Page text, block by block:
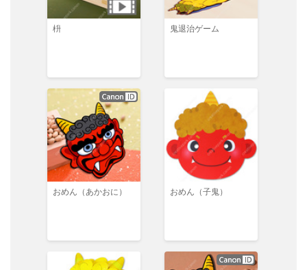
枡 鬼退治ゲーム
おめん（あかおに） おめん（子鬼）